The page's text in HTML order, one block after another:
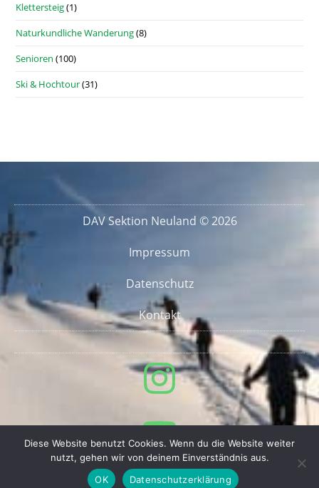
Klettersteig(1)
Naturkundliche Wanderung(8)
Senioren (100)
Ski & Hochtour(31)
DAV Sektion Neuland © 2026
Impressum
Datenschutz
Kontakt
Diese Website benutzt Cookies. Wenn du die Website weiter
nutzt, gehen wir von deinem Einverständnis aus.
OK
Datenschutzerklärung